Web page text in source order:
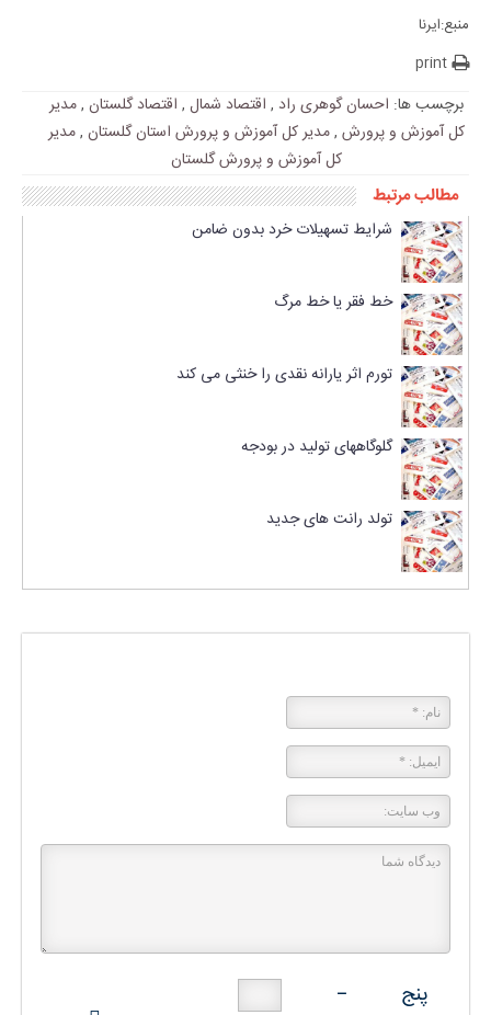
منبع:ایرنا
print
برچسب ها: احسان گوهری راد , اقتصاد شمال , اقتصاد گلستان ,مدیر
کل آموزش و پرورش ,مدیر کل آموزش و پرورش استان گلستان ,مدیر
کل آموزش و پرورش گلستان
مطالب مرتبط
شرایط تسهیلات خرد بدون ضامن
خط فقر یا خط مرگ
تورم اثر یارانه نقدی را خنثی می کند
گلوگاههای تولید در بودجه
تولد رانت های جدید
پنج
−